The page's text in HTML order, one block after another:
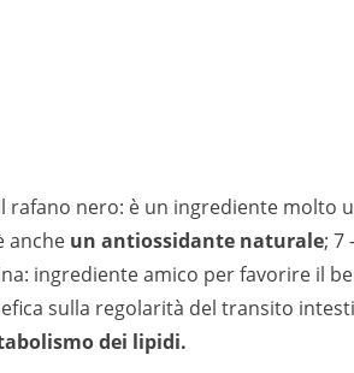
rafano nero: è un ingrediente molto
anche un antiossidante naturale; 7
ingrediente amico per favorire il
sulla regolarità del transito
dei lipidi.